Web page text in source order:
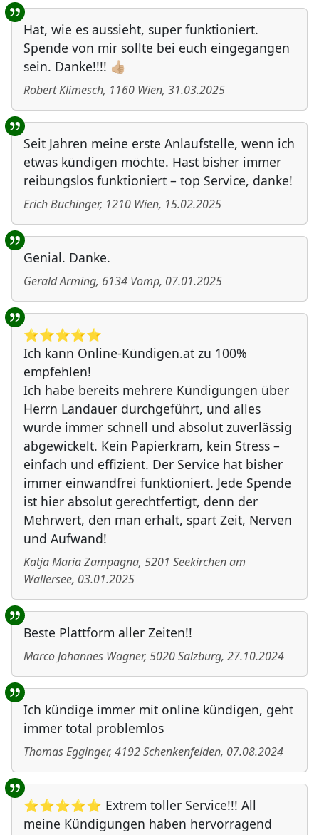
Hat, wie es aussieht, super funktioniert.
Spende von mir sollte bei euch eingegangen
sein. Danke!!!! 👍🏼
Robert Klimesch, 1160 Wien, 31.03.2025
Seit Jahren meine erste Anlaufstelle, wenn ich
etwas kündigen möchte. Hast bisher immer
reibungslos funktioniert – top Service, danke!
Erich Buchinger, 1210 Wien, 15.02.2025
Genial. Danke.
Gerald Arming, 6134 Vomp, 07.01.2025
⭐️⭐️⭐️⭐️⭐️
Ich kann Online-Kündigen.at zu 100%
empfehlen!
Ich habe bereits mehrere Kündigungen über
Herrn Landauer durchgeführt, und alles
wurde immer schnell und absolut zuverlässig
abgewickelt. Kein Papierkram, kein Stress –
einfach und effizient. Der Service hat bisher
immer einwandfrei funktioniert. Jede Spende
ist hier absolut gerechtfertigt, denn der
Mehrwert, den man erhält, spart Zeit, Nerven
und Aufwand!
Katja Maria Zampagna, 5201 Seekirchen am
Wallersee, 03.01.2025
Beste Plattform aller Zeiten!!
Marco Johannes Wagner, 5020Salzburg, 27.10.2024
Ich kündige immer mit online kündigen, geht
immer total problemlos
Thomas Egginger, 4192Schenkenfelden, 07.08.2024
⭐⭐⭐⭐⭐ Extrem toller Service!!! All
meine Kündigungen haben hervorragend